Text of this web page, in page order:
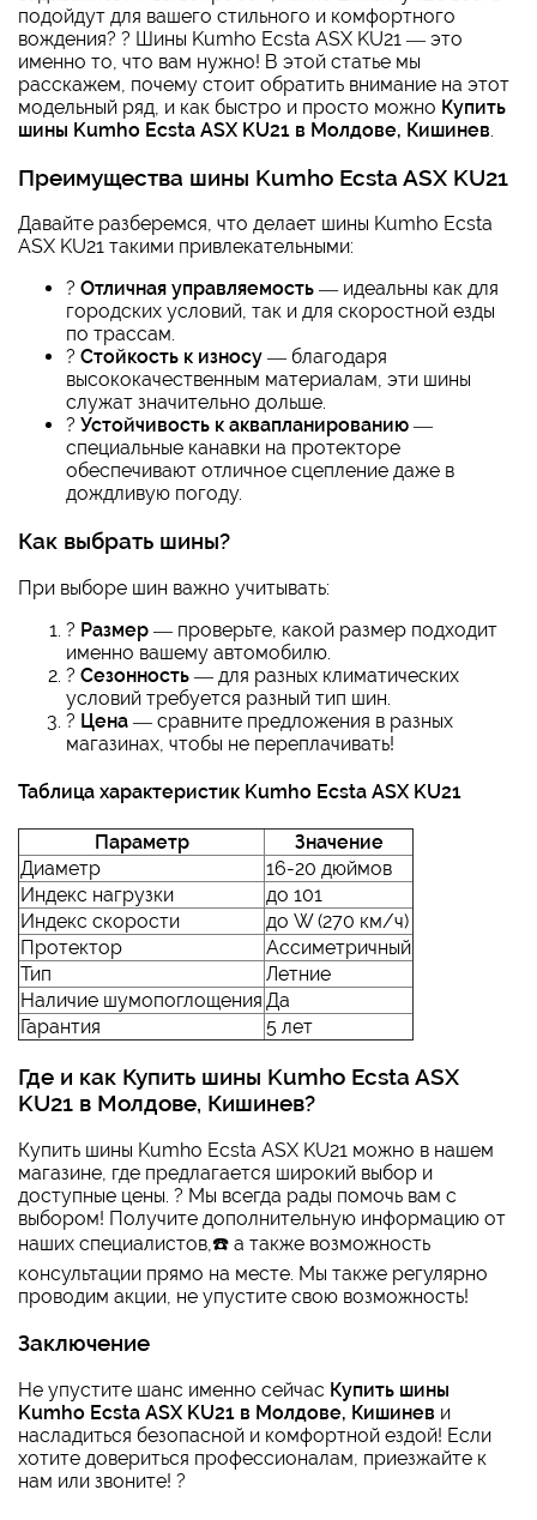
подойдут для вашего стильного и комфортного
вождения? ?️ Шины Kumho Ecsta ASX KU21 — это
именно то, что вам нужно! В этой статье мы
расскажем, почему стоит обратить внимание на этот
модельный ряд, и как быстро и просто можно Купить
шины Kumho Ecsta ASX KU21 в Молдове, Кишинев.
Преимущества шины Kumho Ecsta ASX KU21
Давайте разберемся, что делает шины Kumho Ecsta
ASX KU21 такими привлекательными:
? Отличная управляемость — идеальны как для
городских условий, так и для скоростной езды
по трассам.
? Стойкость к износу — благодаря
высококачественным материалам, эти шины
служат значительно дольше.
? Устойчивость к аквапланированию —
специальные канавки на протекторе
обеспечивают отличное сцепление даже в
дождливую погоду.
Как выбрать шины?
При выборе шин важно учитывать:
? Размер — проверьте, какой размер подходит
именно вашему автомобилю.
? Сезонность — для разных климатических
условий требуется разный тип шин.
? Цена — сравните предложения в разных
магазинах, чтобы не переплачивать!
Таблица характеристик Kumho Ecsta ASX KU21
Параметр
Значение
Диаметр
16-20 дюймов
Индекс нагрузки
до 101
Индекс скорости
до W (270 км/ч)
Протектор
Ассиметричный
Тип
Летние
Наличие шумопоглощения Да
Гарантия
5 лет
Где и как Купить шины Kumho Ecsta ASX
KU21 в Молдове, Кишинев?
Купить шины Kumho Ecsta ASX KU21 можно в нашем
магазине, где предлагается широкий выбор и
доступные цены. ?️ Мы всегда рады помочь вам с
выбором! Получите дополнительную информацию от
наших специалистов,☎️ а также возможность
консультации прямо на месте. Мы также регулярно
проводим акции, не упустите свою возможность!
Заключение
Не упустите шанс именно сейчас Купить шины
Kumho Ecsta ASX KU21 в Молдове, Кишинев и
насладиться безопасной и комфортной ездой! Если
хотите довериться профессионалам, приезжайте к
нам или звоните! ?